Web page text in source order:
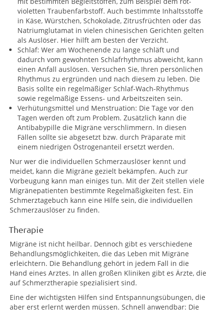
violetten Traubenfarbstoff. Auch bestimmte Inhaltsstoffe
in Käse, Würstchen, Schokolade, Zitrusfrüchten oder das
Natriumglutamat in vielen chinesischen Gerichten gelten
als Auslöser. Hier hilft am besten der Verzicht.
Schlaf: Wer am Wochenende zu lange schläft und
dadurch vom gewohnten Schlafrhythmus abweicht, kann
einen Anfall auslösen. Versuchen Sie, Ihren persönlichen
Rhythmus zu ergründen und nach diesem zu leben. Die
Basis sollte ein regelmäßiger Schlaf-Wach-Rhythmus
sowie regelmäßige Essens- und Arbeitszeiten sein.
Verhütungsmittel und Menstruation: Die Tage vor den
Tagen werden oft zum Problem. Zusätzlich kann die
Antibabypille die Migräne verschlimmern. In diesen
Fällen sollte sie abgesetzt bzw. durch Präparate mit
einem niedrigen Östrogenanteil ersetzt werden.
Nur wer die individuellen Schmerzauslöser kennt und
meidet, kann die Migräne gezielt bekämpfen. Auch zur
Vorbeugung kann man einiges tun. Mit der Zeit stellen viele
Migränepatienten bestimmte Regelmäßigkeiten fest. Ein
Schmerztagebuch kann eine Hilfe sein, die individuellen
Schmerzauslöser zu finden.
Therapie
Migräne ist nicht heilbar. Dennoch gibt es verschiedene
Behandlungsmöglichkeiten, die das Leben mit Migräne
erleichtern. Die Behandlung gehört in jedem Fall in die
Hand eines Arztes. In allen großen Kliniken gibt es Ärzte, die
auf Schmerztherapie spezialisiert sind.
Eine der wichtigsten Hilfen sind Entspannungsübungen, die
aber erst erlernt werden müssen. Schnell anwendbar: Die